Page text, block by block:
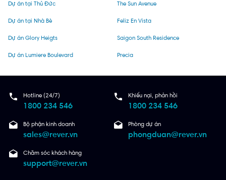
Dự án tại Thủ Đức
Dự án tại Nhà Bè
Dự án Glory Heigts
Dự án Lumiere Boulevard
The Sun Avenue
Feliz En Vista
Saigon South Residence
Precia
Hotline (24/7)
1800 234 546
Khiếu nại, phản hồi
1800 234 546
Bộ phận kinh doanh
sales@rever.vn
Phòng dự án
phongduan@rever.vn
Chăm sóc khách hàng
support@rever.vn